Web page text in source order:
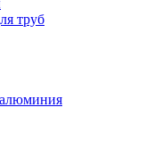
труб
алюминия